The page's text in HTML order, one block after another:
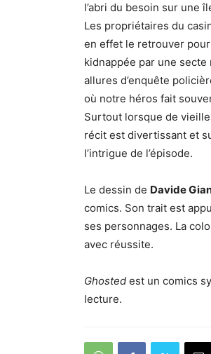
l’abri du besoin sur une
Les propriétaires du
en effet le retrouver
kidnappée par une
allures d’enquête
où notre héros fait
Surtout lorsque de
récit est divertissant et
l’intrigue de l’épisode.
Le dessin de Davide
comics. Son trait est
ses personnages. La
avec réussite.
Ghosted est un comics
lecture.